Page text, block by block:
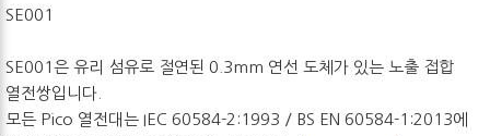
SE001
SE001은 유리 섬유로 절연된 0.3mm 연선 도체가 있는 노출 접합
열전쌍입니다.
모든 Pico 열전대는 IEC 60584-2:1993 / BS EN 60584-1:2013에